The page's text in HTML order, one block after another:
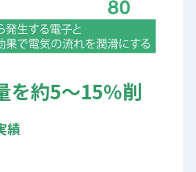
約5～15％削
績